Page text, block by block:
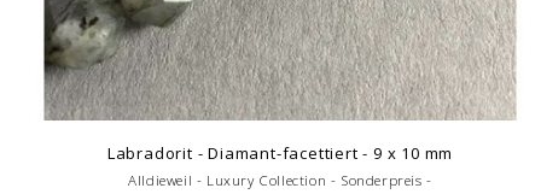
Labradorit - Diamant-facettiert - 9 x 10 mm
Alldieweil - Luxury Collection - Sonderpreis -